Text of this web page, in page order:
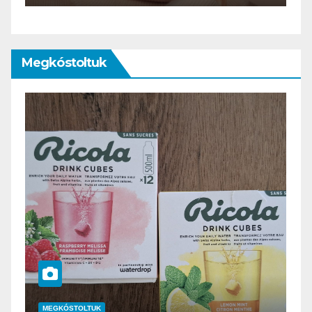
Megkóstoltuk
MEGKÓSTOLTUK